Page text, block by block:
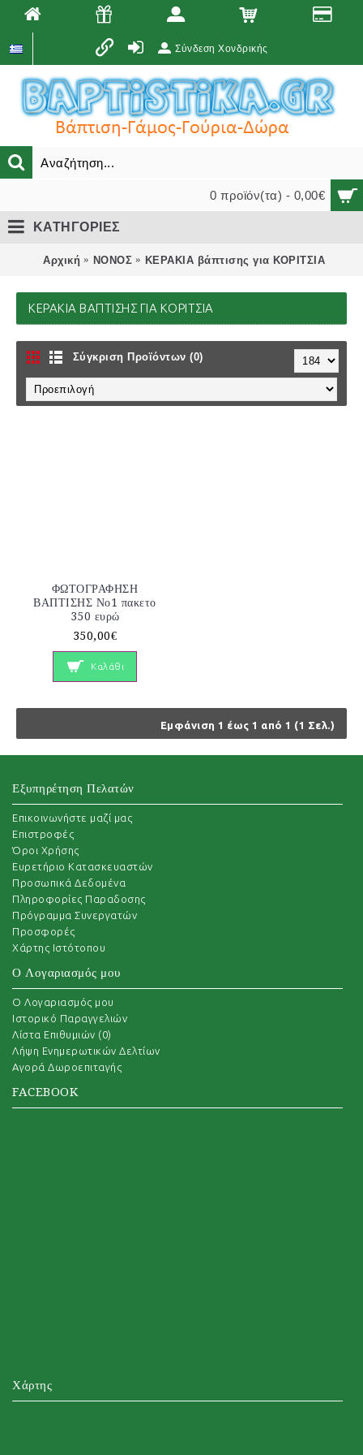
Σύνδεση Χονδρικής
0 προϊόν(τα) - 0,00€
ΚΑΤΗΓΟΡΙΕΣ
Αρχική ΝΟΝΟΣ ΚΕΡΑΚΙΑ βάπτισης για ΚΟΡΙΤΣΙΑ
ΚΕΡΑΚΙΑ ΒΆΠΤΙΣΗΣ ΓΙΑ ΚΟΡΙΤΣΙΑ
Σύγκριση Προϊόντων (0)
ΦΩΤΟΓΡΑΦΗΣΗ
ΒΑΠΤΙΣΗΣ Νο1 πακετο
350 ευρώ
350,00€
Καλάθι
Εμφάνιση 1 έως 1 από 1 (1 Σελ.)
Εξυπηρέτηση Πελατών
Επικοινωνήστε μαζί μας
Επιστροφές
Όροι Χρήσης
Ευρετήριο Κατασκευαστών
Προσωπικά Δεδομένα
Πληροφορίες Παραδοσης
Πρόγραμμα Συνεργατών
Προσφορές
Χάρτης Ιστότοπου
Ο Λογαριασμός μου
O Λογαριασμός μου
Ιστορικό Παραγγελιών
Λίστα Επιθυμιών (0)
Λήψη Ενημερωτικών Δελτίων
Αγορά Δωροεπιταγής
FACEBOOK
Χάρτης